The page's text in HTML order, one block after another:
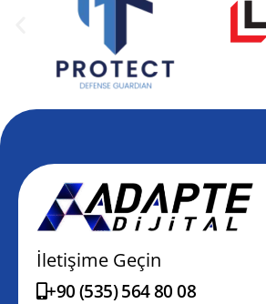
İletişime Geçin
+90 (535) 564 80 08